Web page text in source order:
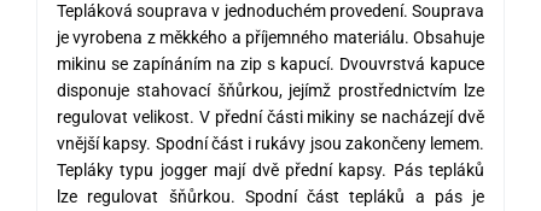
Tepláková souprava v jednoduchém provedení. Souprava
je vyrobena z měkkého a příjemného materiálu. Obsahuje
mikinu se zapínáním na zip s kapucí. Dvouvrstvá kapuce
disponuje stahovací šňůrkou, jejímž prostřednictvím lze
regulovat velikost. V přední části mikiny se nacházejí dvě
vnější kapsy. Spodní část i rukávy jsou zakončeny lemem.
Tepláky typu jogger mají dvě přední kapsy. Pás tepláků
lze regulovat šňůrkou. Spodní část tepláků a pás je